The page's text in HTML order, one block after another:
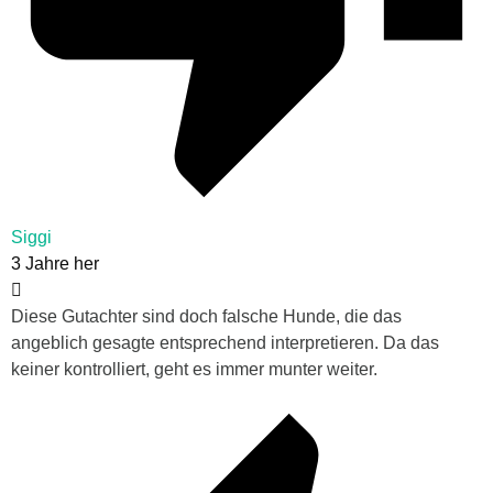
Siggi
3 Jahre her
Diese Gutachter sind doch falsche Hunde, die das
angeblich gesagte entsprechend interpretieren. Da das
keiner kontrolliert, geht es immer munter weiter.